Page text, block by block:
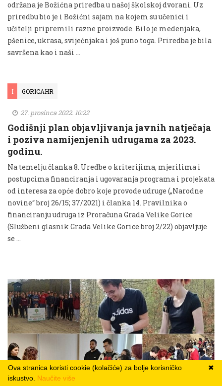
održana je Božićna priredba u našoj školskoj dvorani. Uz
priredbu bio je i Božićni sajam na kojem su učenici i
učitelji pripremili razne proizvode. Bilo je medenjaka,
pšenice, ukrasa, svijećnjaka i još puno toga. Priredba je bila
savršena kao i naši …
I GORICAHR
27. prosinca 2022. 10:22
Godišnji plan objavljivanja javnih natječaja
i poziva namijenjenih udrugama za 2023.
godinu.
Na temelju članka 8. Uredbe o kriterijima, mjerilima i
postupcima financiranja i ugovaranja programa i projekata
od interesa za opće dobro koje provode udruge („Narodne
novine“ broj 26/15; 37/2021) i članka 14. Pravilnika o
financiranju udruga iz Proračuna Grada Velike Gorice
(Službeni glasnik Grada Velike Gorice broj 2/22) objavljuje
se …
✖
Ova stranica koristi cookie (kolačiće) za bolje korisničko
iskustvo. Naučite više